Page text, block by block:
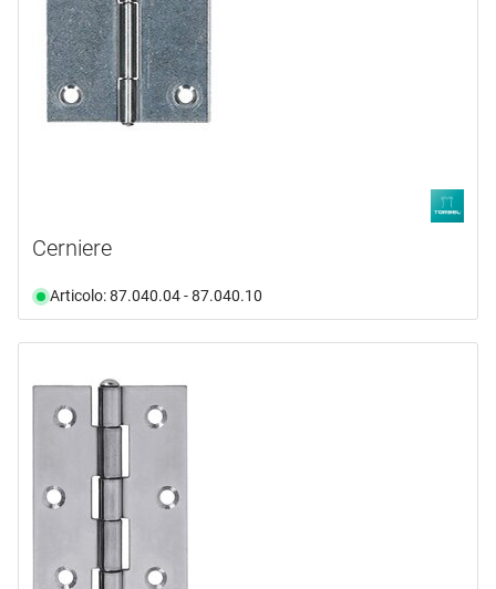
Cerniere
Articolo: 87.040.04 - 87.040.10